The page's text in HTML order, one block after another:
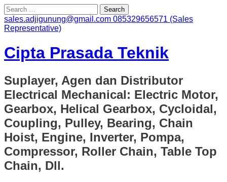
Search
for:
sales.adjigunung@gmail.com 085329656571 (Sales
Representative)
Cipta Prasada Teknik
Suplayer, Agen dan Distributor
Electrical Mechanical: Electric Motor,
Gearbox, Helical Gearbox, Cycloidal,
Coupling, Pulley, Bearing, Chain
Hoist, Engine, Inverter, Pompa,
Compressor, Roller Chain, Table Top
Chain, Dll.